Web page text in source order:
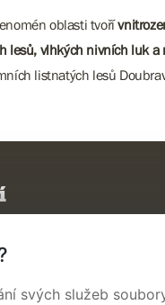
oblasti tvoří
lesů, vlhkých nivních luk a
listnatých lesů
svých služeb